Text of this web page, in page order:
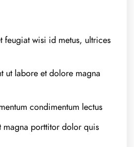
feugiat wisi id metus, ultrices
ut labore et dolore magna
condimentum lectus
magna porttitor dolor quis